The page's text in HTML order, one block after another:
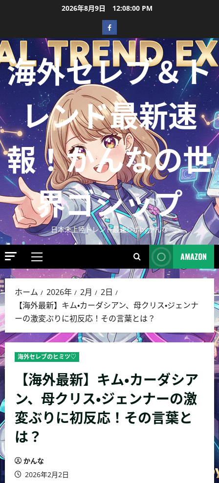
2026年8月9日 12:08:01 PM
海外セレブ＆ト
レンド最新速
報！かんなの世
界ゴシップ
日本未上陸トレンド最速レポbyかんな
AMAZON
ホーム 2026年 2月
2日
【海外最新】キム・カーダシアン、母クリス・ジェンナ
ーの激変ぶりに初反応！その言葉とは？
海外セレブのヒミツ♡
【海外最新】キム・カーダシア
ン、母クリス・ジェンナーの激
変ぶりに初反応！その言葉と
は？
かんな
2026年2月2日